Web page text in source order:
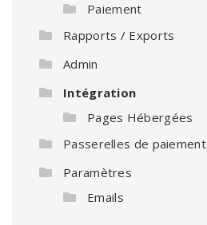
Paiement
Rapports / Exports
Admin
Intégration
Pages Hébergées
Passerelles de paiement
Paramètres
Emails